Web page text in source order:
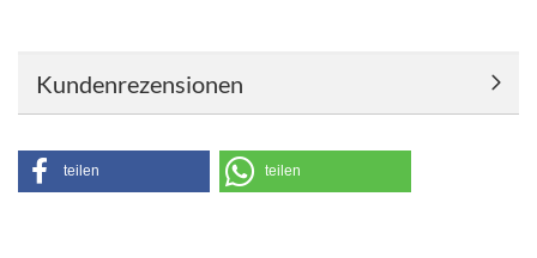
Kundenrezensionen
teilen teilen